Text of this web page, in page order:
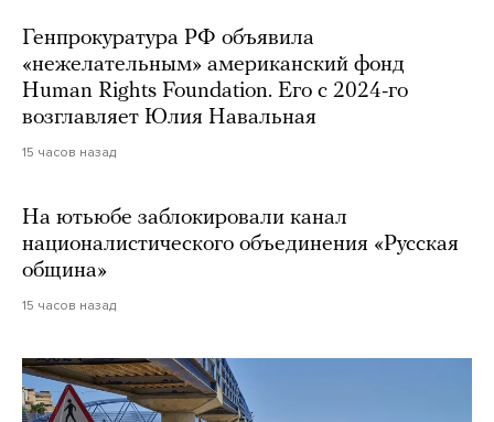
Генпрокуратура РФ объявила
«нежелательным» американский фонд
Human Rights Foundation. Его с 2024-го
возглавляет Юлия Навальная
15 часов назад
На ютьюбе заблокировали канал
националистического объединения «Русская
община»
15 часов назад